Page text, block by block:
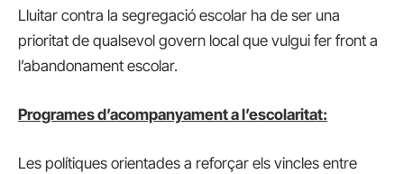
Lluitar contra la segregació escolar ha de ser una
prioritat de qualsevol govern local que vulgui fer front a
l’abandonament escolar.
Programes d’acompanyament a l’escolaritat:
Les polítiques orientades a reforçar els vincles entre